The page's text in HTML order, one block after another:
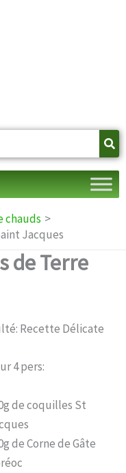
chauds
Jacques
de Terre
Délicate
4 pers:
de coquilles St
de Corne de Gâte